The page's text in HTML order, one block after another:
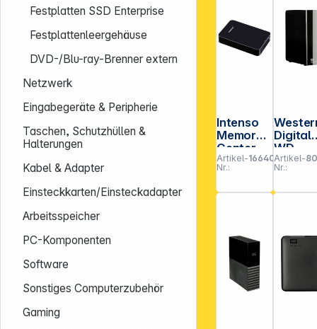
Festplatten SSD Enterprise
Festplattenleergehäuse
DVD-/Blu-ray-Brenner extern
Netzwerk
Eingabegeräte & Peripherie
Taschen, Schutzhüllen &
Halterungen
Kabel & Adapter
Einsteckkarten/Einsteckadapter
Arbeitsspeicher
PC-Komponenten
Software
Sonstiges Computerzubehör
Gaming
Intenso
Memory
Center
8TB 3,5"
USB 3.2
schwarz
Artikel-
Nr.:
166406
Digital
WD
22TB
USB 3.0
Artikel-
Nr.: